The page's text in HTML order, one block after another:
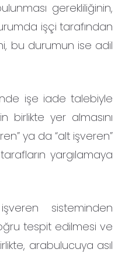
gerekliliğinin,
işçi tarafından
bu durumun ise adil
işe iade talebiyle
yer almasını
ya da “alt işveren”
yargılamaya
sisteminden
tespit edilmesi ve
arabulucuya asıl